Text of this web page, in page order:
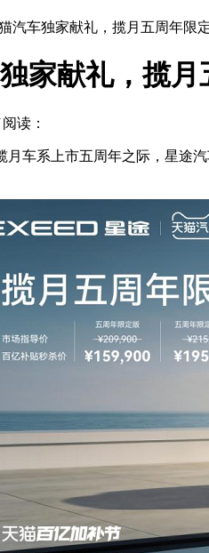
汽车独家献礼，揽月五周年限
家献礼，揽月
阅读：
月车系上市五周年之际，星途